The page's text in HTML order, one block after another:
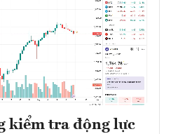
kiểm tra động lực